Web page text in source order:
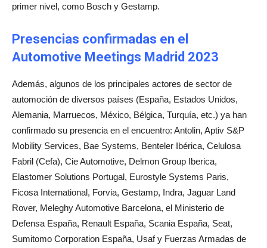
primer nivel, como Bosch y Gestamp.
Presencias confirmadas en el
Automotive Meetings Madrid 2023
Además, algunos de los principales actores de sector de
automoción de diversos países (España, Estados Unidos,
Alemania, Marruecos, México, Bélgica, Turquía, etc.) ya han
confirmado su presencia en el encuentro: Antolin, Aptiv S&P
Mobility Services, Bae Systems, Benteler Ibérica, Celulosa
Fabril (Cefa), Cie Automotive, Delmon Group Iberica,
Elastomer Solutions Portugal, Eurostyle Systems Paris,
Ficosa International, Forvia, Gestamp, Indra, Jaguar Land
Rover, Meleghy Automotive Barcelona, el Ministerio de
Defensa España, Renault España, Scania España, Seat,
Sumitomo Corporation España, Usaf y Fuerzas Armadas de